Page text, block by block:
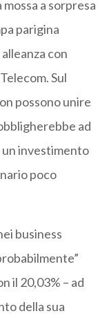
a sorpresa
parigina
con
Sul
possono unire
ad
un investimento
poco
business
il 20,03% – ad
della sua